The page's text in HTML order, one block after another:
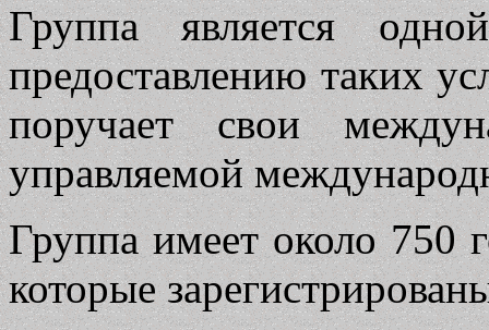
Группа является
предоставлению таких
поручает свои
управляемой
Группа имеет около 750
которые